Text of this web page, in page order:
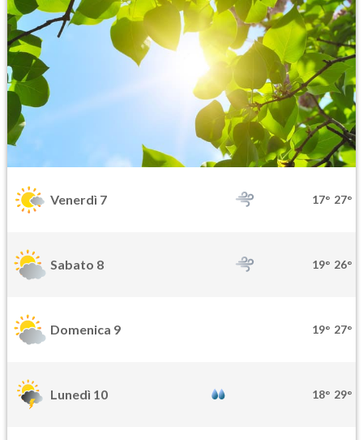
Venerdì 7 17° 27°
Sabato 8 19° 26°
Domenica 9 19° 27°
Lunedì 10 18° 29°